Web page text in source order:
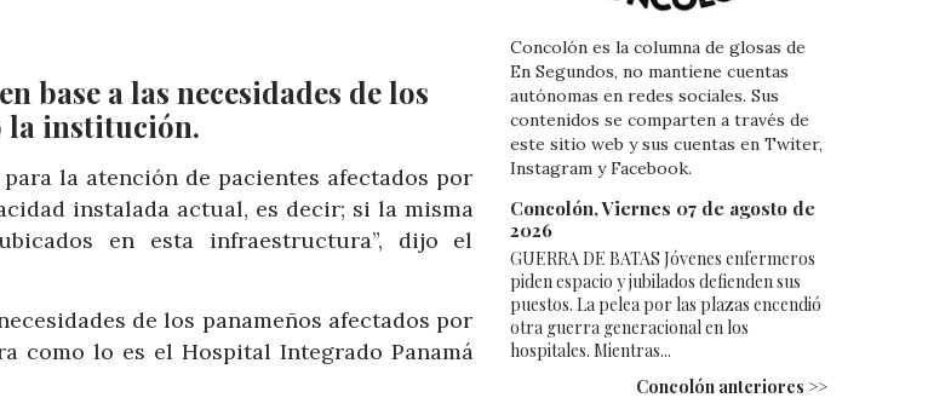
base a las necesidades de los
la institución.
la atención de pacientes afectados por
instalada actual, es decir; si la misma
en esta infraestructura”, dijo el
de los panameños afectados por
como lo es el Hospital Integrado Panamá
Concolón es la columna de glosas de
En Segundos, no mantiene cuentas
autónomas en redes sociales. Sus
contenidos se comparten a través de
este sitio web y sus cuentas en Twiter,
Instagram y Facebook.
Concolón, Viernes 07 de agosto de
2026
GUERRA DE BATAS Jóvenes enfermeros
piden espacio y jubilados defienden sus
puestos. La pelea por las plazas encendió
otra guerra generacional en los
hospitales. Mientras...
Concolón anteriores >>